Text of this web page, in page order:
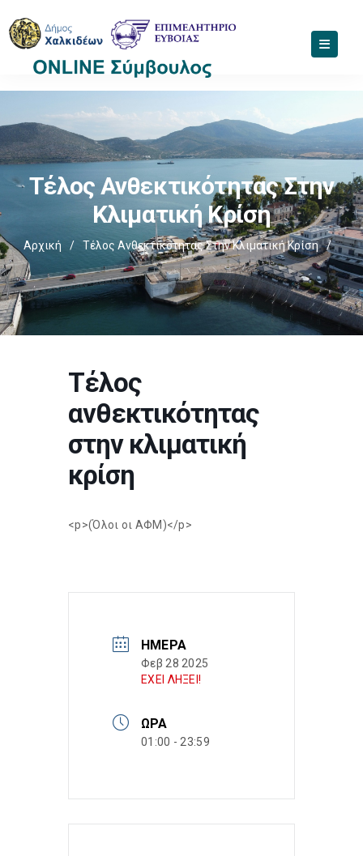
Τέλος Ανθεκτικότητας Στην
Κλιματική Κρίση
Αρχική / Τέλος Ανθεκτικότητας Στην Κλιματική Κρίση /
Τέλος
ανθεκτικότητας
στην κλιματική
κρίση
<p>(Όλοι οι ΑΦΜ)</p>
ΗΜΈΡΑ
Φεβ 28 2025
ΕΧΕΙ ΛΗΞΕΙ!
ΏΡΑ
01:00 - 23:59